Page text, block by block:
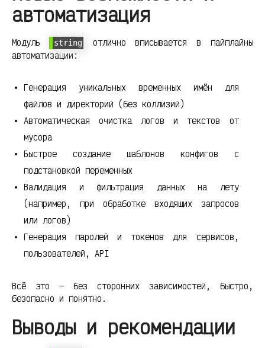
автоматизация
Модуль string
отлично вписывается в пайплайны
автоматизации:
Генерация уникальных временных имён для
файлов и директорий (без коллизий)
Автоматическая очистка логов и текстов от
мусора
Быстрое создание шаблонов конфигов с
подстановкой переменных
Валидация и фильтрация данных на лету
(например, при обработке входящих запросов
или логов)
Генерация паролей и токенов для сервисов,
пользователей, API
Всё это — без сторонних зависимостей, быстро,
безопасно и понятно.
Выводы и рекомендации